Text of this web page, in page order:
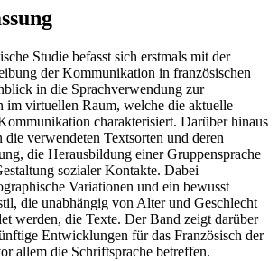
Studie befasst sich erstmals mit der
der Kommunikation in französischen
in die Sprachverwendung zur
im virtuellen Raum, welche die aktuelle
charakterisiert. Darüber hinaus
verwendeten Textsorten und deren
die Herausbildung einer Gruppensprache
sozialer Kontakte. Dabei
Variationen und ein bewusst
die unabhängig von Alter und Geschlecht
werden, die Texte. Der Band zeigt darüber
Entwicklungen für das Französisch der
allem die Schriftsprache betreffen.